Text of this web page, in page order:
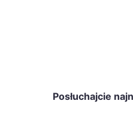
Posłuchajcie